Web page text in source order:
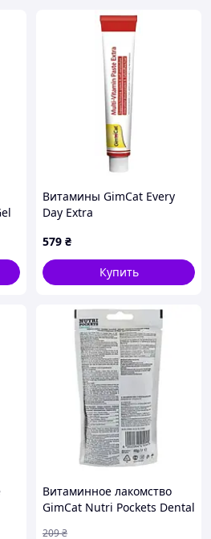
Витамины GimCat Every
Day Extra
для кошек для улучшения
иммунитета 100 г (G-
421612/401324)
579 ₴
Купить
Витаминное лакомство
GimCat Nutri Pockets Dental
209₴